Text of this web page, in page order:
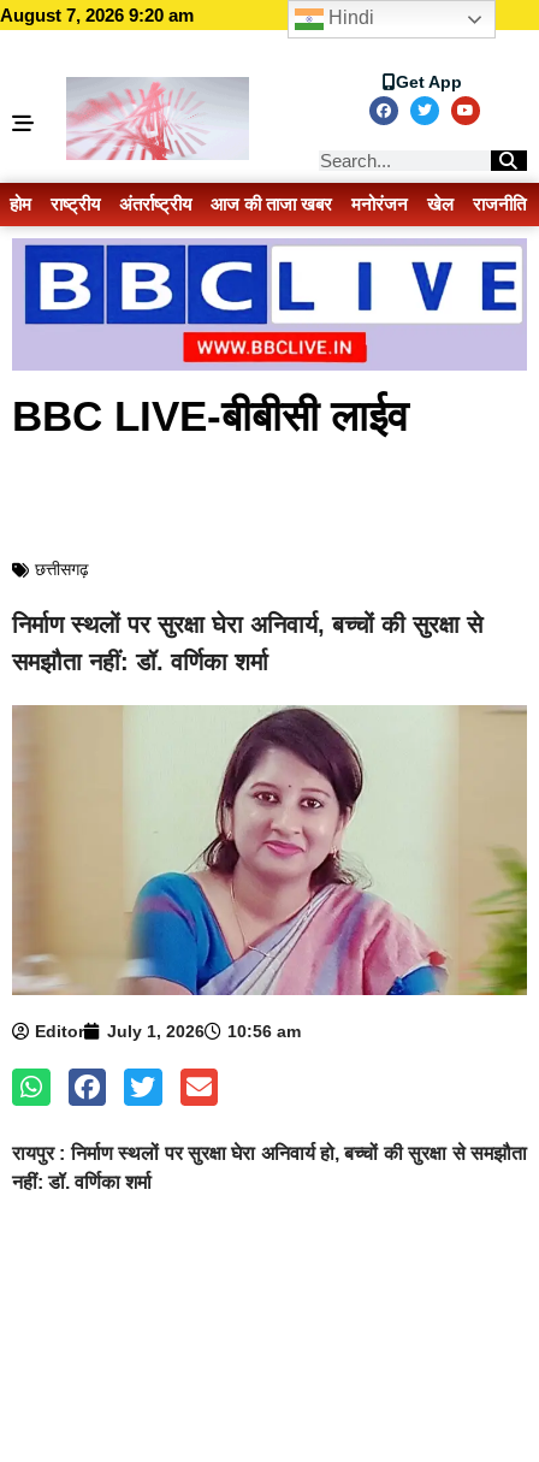
August 7, 2026 9:20 am
Get App
होम राष्ट्रीय अंतर्राष्ट्रीय आज की ताजा खबर मनोरंजन खेल राजनीति
BBC LIVE-बीबीसी लाईव
छत्तीसगढ़
निर्माण स्थलों पर सुरक्षा घेरा अनिवार्य, बच्चों की सुरक्षा से
समझौता नहीं: डॉ. वर्णिका शर्मा
Editor July 1, 2026 10:56 am
रायपुर : निर्माण स्थलों पर सुरक्षा घेरा अनिवार्य हो, बच्चों की सुरक्षा से समझौता
नहीं: डॉ. वर्णिका शर्मा
Hindi